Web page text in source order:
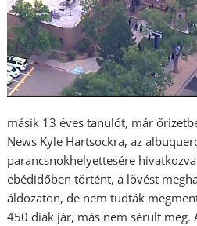
másik 13 éves tanulót, már
News Kyle Hartsockra, az
parancsnokhelyettesére
ebédidőben történt, a lövést
áldozaton, de nem tudták
450 diák jár, más nem sérült meg.